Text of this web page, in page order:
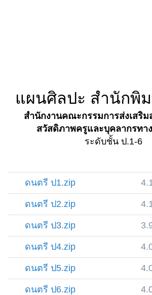
แผนศิลปะ สำนักพิ
สำนักงานคณะกรรมการส่งเสริม
สวัสดิภาพครูและบุคลากรทา
ระดับชั้น ป.1-6
ดนตรี ป1.zip
ดนตรี ป2.zip
ดนตรี ป3.zip
ดนตรี ป4.zip
ดนตรี ป5.zip
ดนตรี ป6.zip